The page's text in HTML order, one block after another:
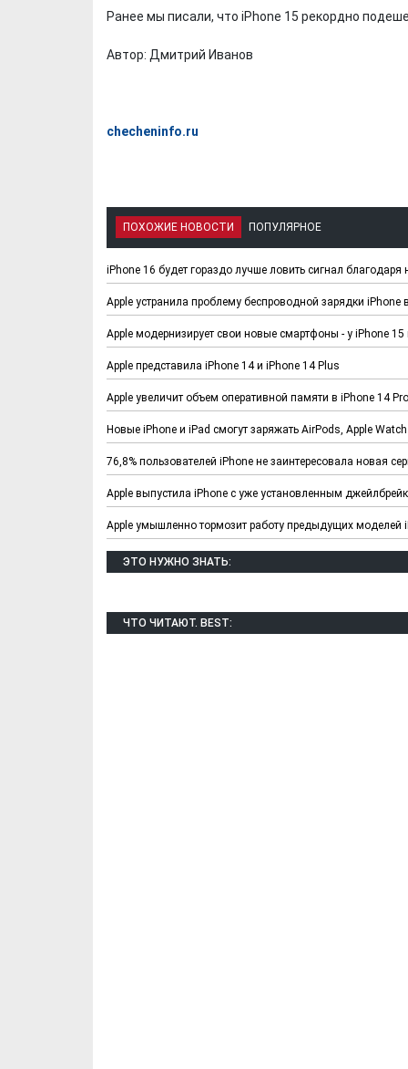
Ранее мы писали, что iPhone 15 рекордно
Автор: Дмитрий Иванов
checheninfo.ru
ПОХОЖИЕ НОВОСТИ ПОПУЛЯРНОЕ
iPhone 16 будет гораздо лучше ловить сигнал
Apple устранила проблему беспроводной зарядки iPhone
Apple модернизирует свои новые смартфоны - у iPhone
Apple представила iPhone 14 и iPhone 14 Plus
Apple увеличит объем оперативной памяти в iPhone 14
Новые iPhone и iPad смогут заряжать AirPods, Apple
76,8% пользователей iPhone не заинтересовала новая
Apple выпустила iPhone с уже установленным
Apple умышленно тормозит работу предыдущих моделей
ЭТО НУЖНО ЗНАТЬ:
ЧТО ЧИТАЮТ. BEST:
Х. Гапураев. Капкан
для Зелимхана (Отр.
из романа «1овда»)
ЧЕЧНЯ. А.